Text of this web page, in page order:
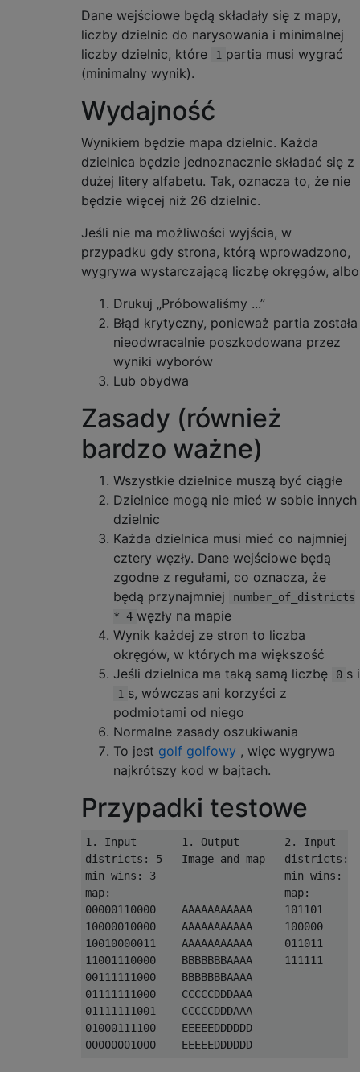
Dane wejściowe będą składały się z mapy,
liczby dzielnic do narysowania i minimalnej
liczby dzielnic, które
1 partia musi wygrać
(minimalny wynik).
Wydajność
Wynikiem będzie mapa dzielnic. Każda
dzielnica będzie jednoznacznie składać się z
dużej litery alfabetu. Tak, oznacza to, że nie
będzie więcej niż 26 dzielnic.
Jeśli nie ma możliwości wyjścia, w
przypadku gdy strona, którą wprowadzono,
wygrywa wystarczającą liczbę okręgów, albo
Drukuj „Próbowaliśmy ...”
Błąd krytyczny, ponieważ partia została
nieodwracalnie poszkodowana przez
wyniki wyborów
Lub obydwa
Zasady (również
bardzo ważne)
Wszystkie dzielnice muszą być ciągłe
Dzielnice mogą nie mieć w sobie innych
dzielnic
Każda dzielnica musi mieć co najmniej
cztery węzły. Dane wejściowe będą
zgodne z regułami, co oznacza, że ​​
będą przynajmniej
number_of_districts
* 4 węzły na mapie
Wynik każdej ze stron to liczba
okręgów, w których ma większość
Jeśli dzielnica ma taką samą liczbę
0 s i
1 s, wówczas ani korzyści z
podmiotami od niego
Normalne zasady oszukiwania
To jest golf golfowy , więc wygrywa
najkrótszy kod w bajtach.
Przypadki testowe
1. Input       1. Output       2. Input
districts: 5   Image and map
min wins: 3                    min wins:
map:                           map:
00000110000    AAAAAAAAAAA
10000010000    AAAAAAAAAAA
10010000011    AAAAAAAAAAA
11001110000    BBBBBBBAAAA
00111111000    BBBBBBBAAAA
01111111000    CCCCCDDDAAA
01111111001    CCCCCDDDAAA
01000111100    EEEEEDDDDDD